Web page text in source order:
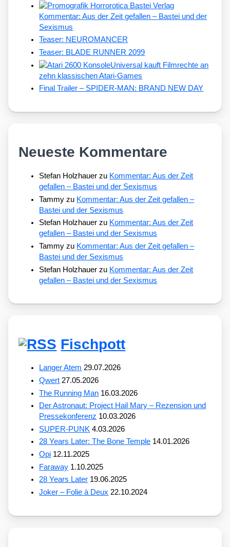
Kommentar: Aus der Zeit gefallen – Bastei und der
Sexismus
Teaser: NEUROMANCER
Teaser: BLADE RUNNER 2099
Universal kauft Filmrechte an
zehn klassischen Atari-Games
Final Trailer – SPIDER-MAN: BRAND NEW DAY
Neueste Kommentare
Stefan Holzhauer zu Kommentar: Aus der Zeit
gefallen – Bastei und der Sexismus
Tammy zu Kommentar: Aus der Zeit gefallen –
Bastei und der Sexismus
Stefan Holzhauer zu Kommentar: Aus der Zeit
gefallen – Bastei und der Sexismus
Tammy zu Kommentar: Aus der Zeit gefallen –
Bastei und der Sexismus
Stefan Holzhauer zu Kommentar: Aus der Zeit
gefallen – Bastei und der Sexismus
Fischpott
Langer Atem 29.07.2026
Qwert 27.05.2026
The Running Man 16.03.2026
Der Astronaut: Project Hail Mary – Rezension und
Pressekonferenz 10.03.2026
SUPER-PUNK 4.03.2026
28 Years Later: The Bone Temple 14.01.2026
Opi 12.11.2025
Faraway 1.10.2025
28 Years Later 19.06.2025
Joker – Folie à Deux 22.10.2024